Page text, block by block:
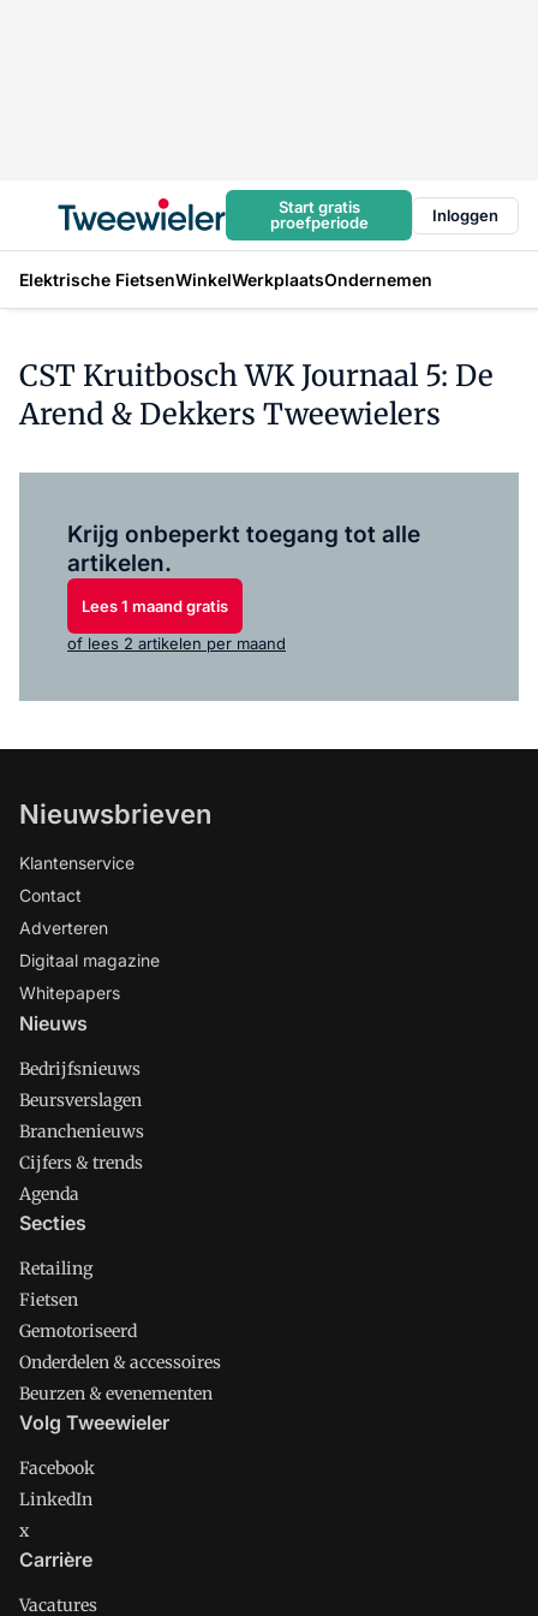
Start gratis
proefperiode
Inloggen
Elektrische FietsenWinkelWerkplaatsOndernemen
CST Kruitbosch WK Journaal 5: De
Arend & Dekkers Tweewielers
Krijg onbeperkt toegang tot alle
artikelen.
Lees 1 maand gratis
of lees 2 artikelen per maand
Nieuwsbrieven
Klantenservice
Contact
Adverteren
Digitaal magazine
Whitepapers
Nieuws
Bedrijfsnieuws
Beursverslagen
Branchenieuws
Cijfers & trends
Agenda
Secties
Retailing
Fietsen
Gemotoriseerd
Onderdelen & accessoires
Beurzen & evenementen
Volg Tweewieler
Facebook
LinkedIn
x
Carrière
Vacatures